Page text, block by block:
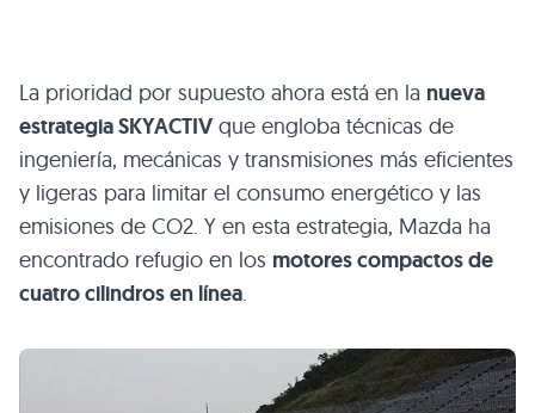
La prioridad por supuesto ahora está en la nueva
estrategiaSKYACTIV que engloba técnicas de
ingeniería, mecánicas y transmisiones más eficientes
y ligeras para limitar el consumo energético y las
emisiones de CO2. Y en esta estrategia, Mazda ha
encontrado refugio en los motores compactos de
cuatro cilindros en línea.